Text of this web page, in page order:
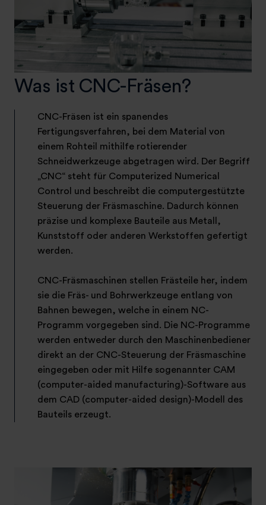
Was ist CNC-Fräsen?
CNC-Fräsen ist ein spanendes
Fertigungsverfahren, bei dem Material von
einem Rohteil mithilfe rotierender
Schneidwerkzeuge abgetragen wird. Der Begriff
„CNC“ steht für Computerized Numerical
Control und beschreibt die computergestützte
Steuerung der Fräsmaschine. Dadurch können
präzise und komplexe Bauteile aus Metall,
Kunststoff oder anderen Werkstoffen gefertigt
werden.
CNC-Fräsmaschinen stellen Frästeile her, indem
sie die Fräs- und Bohrwerkzeuge entlang von
Bahnen bewegen, welche in einem NC-
Programm vorgegeben sind. Die NC-Programme
werden entweder durch den Maschinenbediener
direkt an der CNC-Steuerung der Fräsmaschine
eingegeben oder mit Hilfe sogenannter CAM
(computer-aided manufacturing)-Software aus
dem CAD (computer-aided design)-Modell des
Bauteils erzeugt.